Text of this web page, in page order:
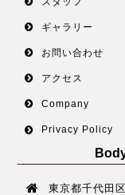
ギャラリー
お問い合わせ
アクセス
Company
Privacy Policy
東京都千代田